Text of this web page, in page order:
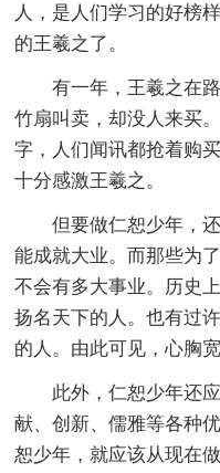
人，是人们学习的好榜
的王羲之了。
有一年，王羲之在路
竹扇叫卖，却没人来买
字，人们闻讯都抢着购
十分感激王羲之。
但要做仁恕少年，还
能成就大业。而那些为
不会有多大事业。历史
扬名天下的人。也有过
的人。由此可见，心胸
此外，仁恕少年还应
献、创新、儒雅等各种
恕少年，就应该从现在